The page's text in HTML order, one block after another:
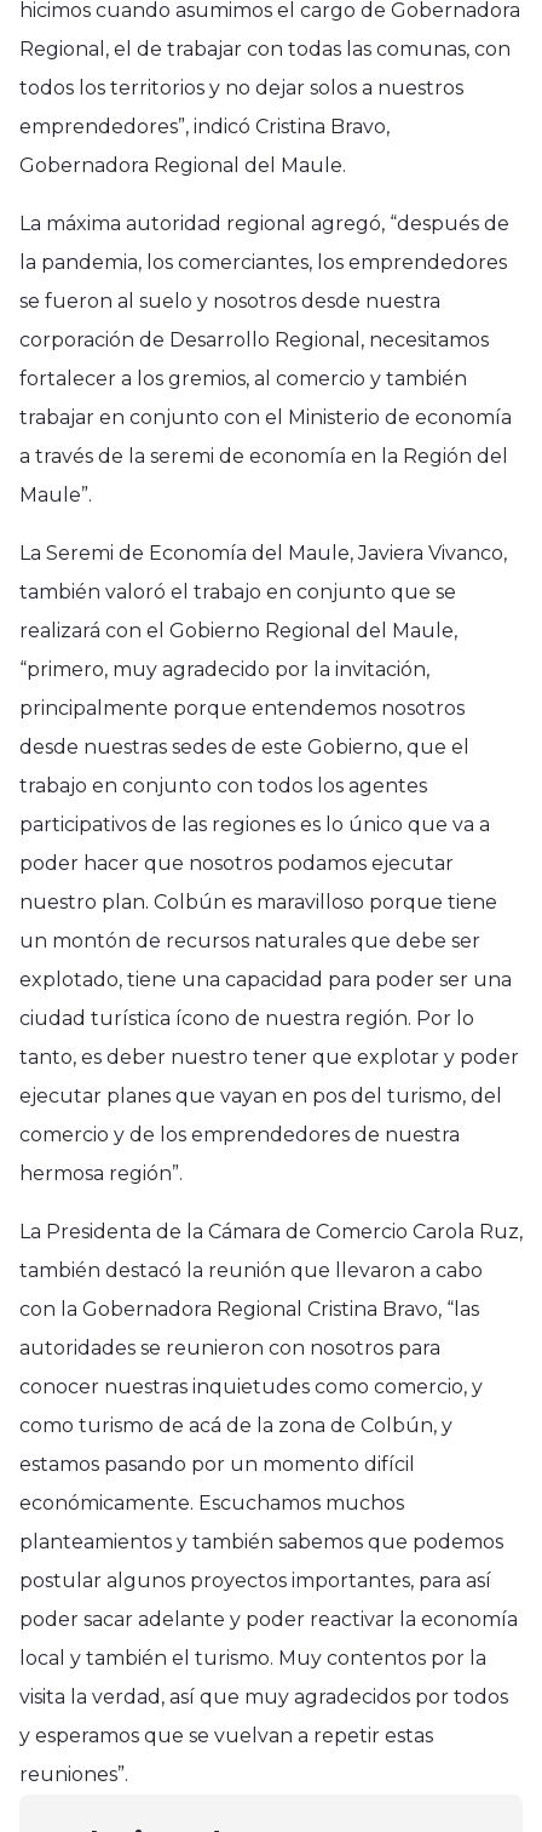
hicimos cuando asumimos el cargo de Gobernadora
Regional, el de trabajar con todas las comunas, con
todos los territorios y no dejar solos a nuestros
emprendedores”, indicó Cristina Bravo,
Gobernadora Regional del Maule.
La máxima autoridad regional agregó, “después de
la pandemia, los comerciantes, los emprendedores
se fueron al suelo y nosotros desde nuestra
corporación de Desarrollo Regional, necesitamos
fortalecer a los gremios, al comercio y también
trabajar en conjunto con el Ministerio de economía
a través de la seremi de economía en la Región del
Maule”.
La Seremi de Economía del Maule, Javiera Vivanco,
también valoró el trabajo en conjunto que se
realizará con el Gobierno Regional del Maule,
“primero, muy agradecido por la invitación,
principalmente porque entendemos nosotros
desde nuestras sedes de este Gobierno, que el
trabajo en conjunto con todos los agentes
participativos de las regiones es lo único que va a
poder hacer que nosotros podamos ejecutar
nuestro plan. Colbún es maravilloso porque tiene
un montón de recursos naturales que debe ser
explotado, tiene una capacidad para poder ser una
ciudad turística ícono de nuestra región. Por lo
tanto, es deber nuestro tener que explotar y poder
ejecutar planes que vayan en pos del turismo, del
comercio y de los emprendedores de nuestra
hermosa región”.
La Presidenta de la Cámara de Comercio Carola Ruz,
también destacó la reunión que llevaron a cabo
con la Gobernadora Regional Cristina Bravo, “las
autoridades se reunieron con nosotros para
conocer nuestras inquietudes como comercio, y
como turismo de acá de la zona de Colbún, y
estamos pasando por un momento difícil
económicamente. Escuchamos muchos
planteamientos y también sabemos que podemos
postular algunos proyectos importantes, para así
poder sacar adelante y poder reactivar la economía
local y también el turismo. Muy contentos por la
visita la verdad, así que muy agradecidos por todos
y esperamos que se vuelvan a repetir estas
reuniones”.
Región del Maule
Operativos de Fiscalización
Garantizan un Turismo Seguro en
Región del Maule